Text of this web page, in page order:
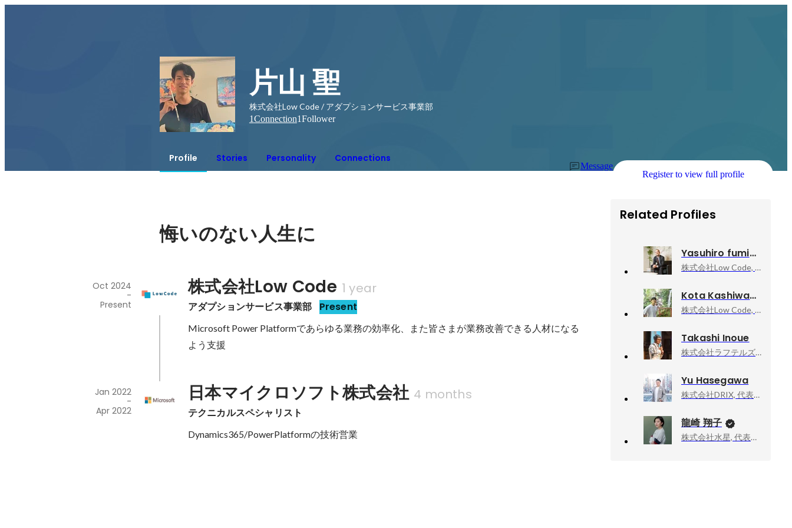
片山 聖
株式会社Low Code / アダプションサービス事業部
1Connection1Follower
Profile Stories Personality Connections
Message
Register to view full profile
悔いのない人生に
株式会社Low Code 1 year
アダプションサービス事業部 Present
Oct 2024
-
Present
Microsoft Power Platformであらゆる業務の効率化、また皆さまが業務改善できる人材になる
よう支援
日本マイクロソフト株式会社 4 months
テクニカルスペシャリスト
Jan 2022
-
Apr 2022
Dynamics365/PowerPlatformの技術営業
Related Profiles
Yasuhiro fumiyama
株式会社Low Code, 代表取締役社長
Kota Kashiwada
株式会社Low Code, グループデザイン室 マネージャー
Takashi Inoue
株式会社ラフテルズ, CEO
Yu Hasegawa
株式会社DRIX, 代表取締役CEO
龍崎 翔子
株式会社水星, 代表取締役